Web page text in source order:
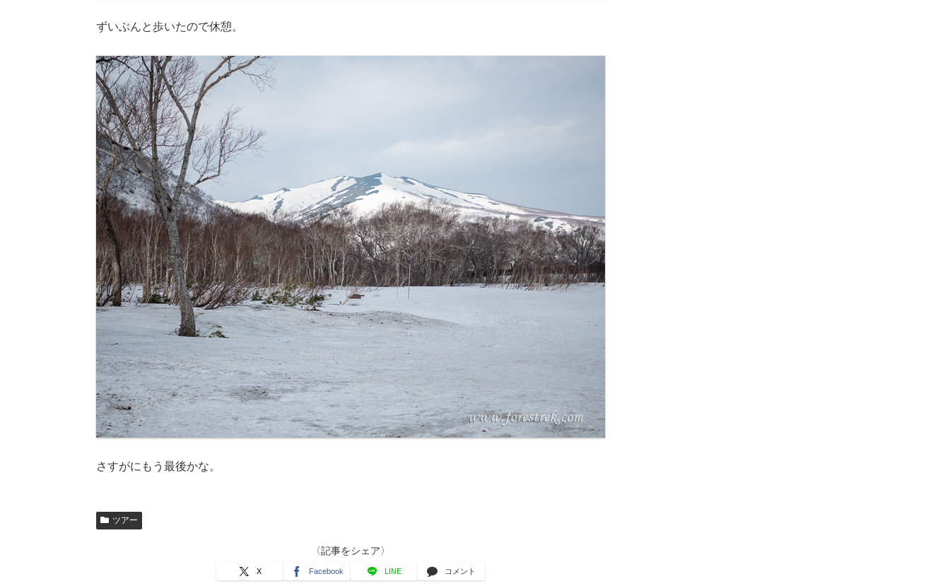
ずいぶんと歩いたので休憩。
さすがにもう最後かな。
ツアー
〈記事をシェア〉
X Facebook LINE コメント